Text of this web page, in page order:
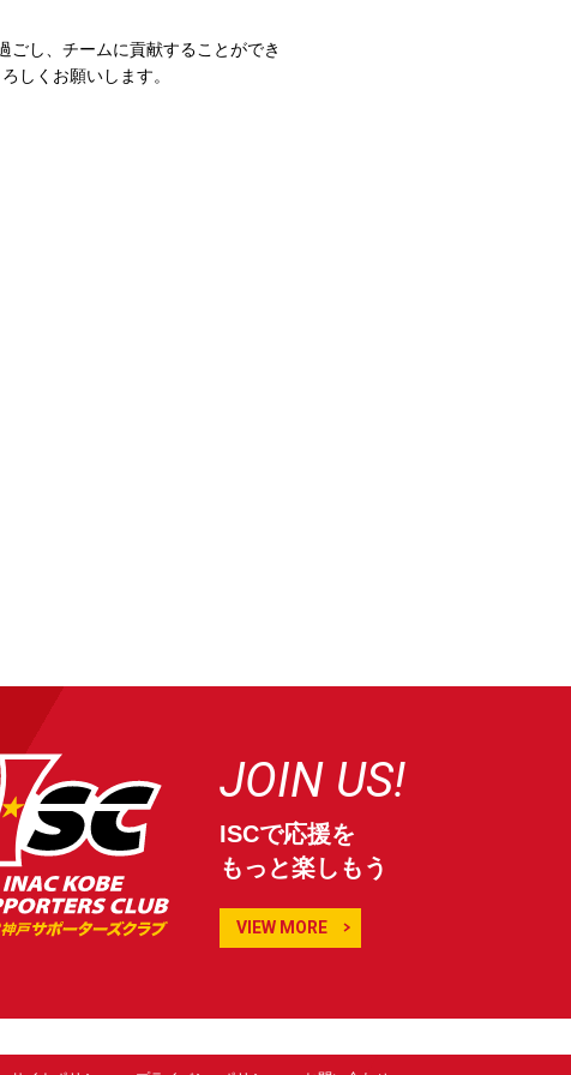
ごし、チームに貢献することができ
しくお願いします。
JOIN US!
ISCで応援を
もっと楽しもう
VIEW MORE